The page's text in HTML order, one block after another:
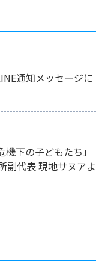
通知メッセージに
下の子どもたち」
副代表 現地サヌアよ